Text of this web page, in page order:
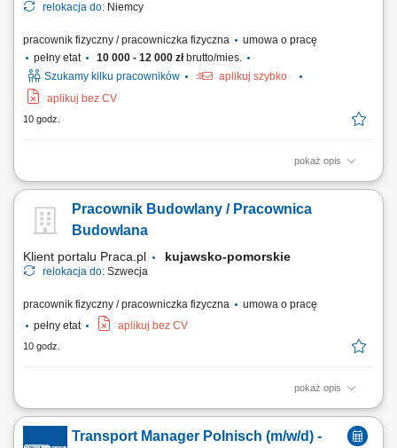
relokacja do: Niemcy
pracownik fizyczny / pracowniczka fizyczna
umowa o pracę
pełny etat
10 000 - 12 000 złbrutto/mies.
Szukamy kilku pracowników
aplikuj szybko
aplikuj bez CV
10 godz.
pokaż opis
Zadania: obsługa wózków widłowych wysokiego składu; obsługa
wagonów kolejowych; załadunek i rozładunek towarów; przestrzeganie
zasad bezpieczeństwa oraz obowiązujących procedur;
Pracownik Budowlany / Pracownica
Budowlana
Klient portalu Praca.pl kujawsko-pomorskie
relokacja do: Szwecja
pracownik fizyczny / pracowniczka fizyczna
umowa o pracę
pełny etat
aplikuj bez CV
10 godz.
pokaż opis
Asystowanie przy montażu konstrukcji ciesielskich, przygotowywaniu
zbrojeń oraz wylewaniu elementów żelbetowych. Realizowanie zadań z
zakresu prac wykończeniowych, naprawczych i kosmetyki budowlanej
Transport Manager Polnisch (m/w/d) -